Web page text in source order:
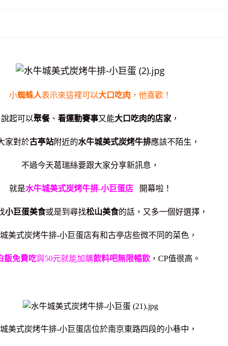
小蜘蛛人表示來這裡可以大口吃肉 ，他喜歡！
說起可以聚餐、看運動賽事又能大口吃肉的店家 ，
家對於古亭站附近的水牛城美式炭烤牛排應該不陌生，
不過今天葛瑞絲要跟大家分享新訊息，
就是水牛城美式炭烤牛排-小巨蛋店 開幕啦！
小巨蛋美食或是到尋找松山美食的話，又多一個好選擇，
美式炭烤牛排-小巨蛋店有和古亭店些微不同的菜色，
飯免費吃與50元就能加購飲料吧無限暢飲 ，CP值很高。
美式炭烤牛排-小巨蛋店位於南京東路四段的小巷中，